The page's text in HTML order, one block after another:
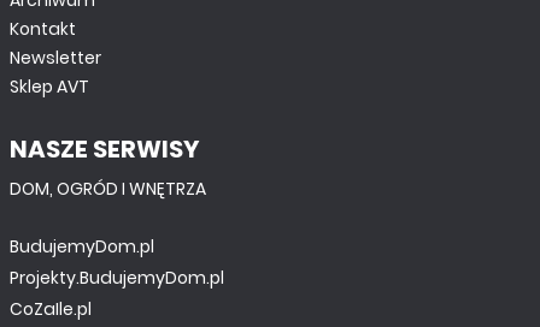
Kontakt
Newsletter
Sklep AVT
NASZE SERWISY
DOM, OGRÓD I WNĘTRZA
BudujemyDom.pl
Projekty.BudujemyDom.pl
CoZaIle.pl